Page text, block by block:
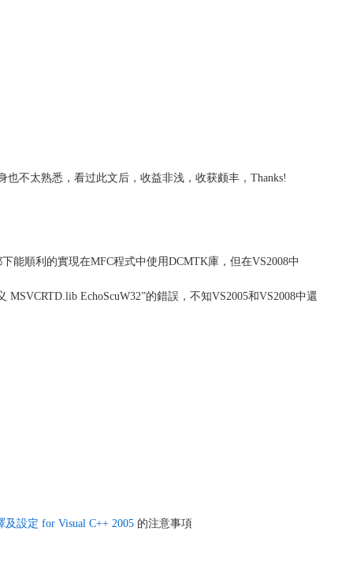
也不太熟悉，看过此文后，收益非浅，收获颇丰，Thanks!
能順利的實現在MFC程式中使用DCMTK庫，但在VS2008中
EchoScuW32”的錯誤，不知VS2005和VS2008中還
及設定 for Visual C++ 2005 的注意事項